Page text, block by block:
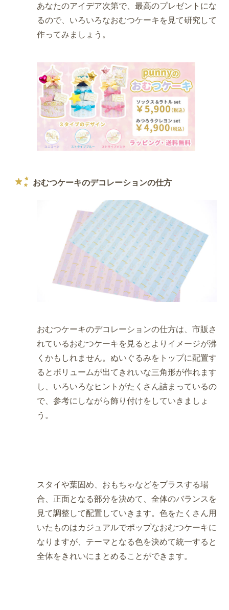
あなたのアイデア次第で、最高のプレゼントにな
るので、いろいろなおむつケーキを見て研究して
作ってみましょう。
おむつケーキのデコレーションの仕方
おむつケーキのデコレーションの仕方は、市販さ
れているおむつケーキを見るとよりイメージが沸
くかもしれません。ぬいぐるみをトップに配置す
るとボリュームが出てきれいな三角形が作れます
し、いろいろなヒントがたくさん詰まっているの
で、参考にしながら飾り付けをしていきましょ
う。
スタイや葉固め、おもちゃなどをプラスする場
合、正面となる部分を決めて、全体のバランスを
見て調整して配置していきます。色をたくさん用
いたものはカジュアルでポップなおむつケーキに
なりますが、テーマとなる色を決めて統一すると
全体をきれいにまとめることができます。